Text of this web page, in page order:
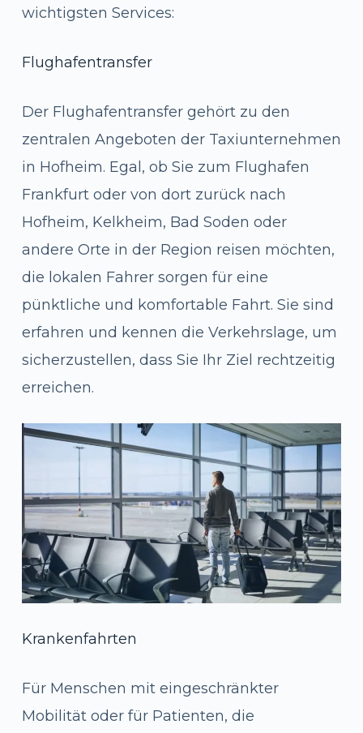
wichtigsten Services:
Flughafentransfer
Der Flughafentransfer gehört zu den
zentralen Angeboten der Taxiunternehmen
in Hofheim. Egal, ob Sie zum Flughafen
Frankfurt oder von dort zurück nach
Hofheim, Kelkheim, Bad Soden oder
andere Orte in der Region reisen möchten,
die lokalen Fahrer sorgen für eine
pünktliche und komfortable Fahrt. Sie sind
erfahren und kennen die Verkehrslage, um
sicherzustellen, dass Sie Ihr Ziel rechtzeitig
erreichen.
Krankenfahrten
Für Menschen mit eingeschränkter
Mobilität oder für Patienten, die